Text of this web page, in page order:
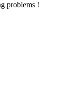
problems !